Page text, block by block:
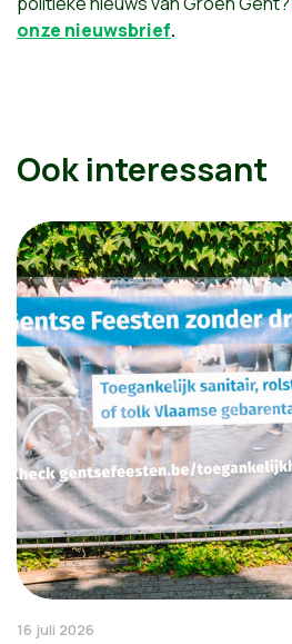
onze nieuwsbrief.
Ook interessant
16 juli 2026